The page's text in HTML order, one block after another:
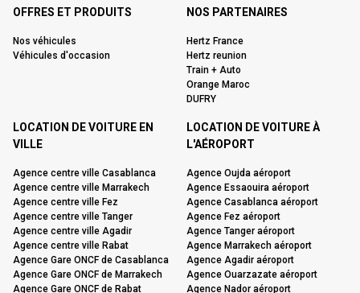
OFFRES ET PRODUITS
Nos véhicules
Véhicules d'occasion
NOS PARTENAIRES
Hertz France
Hertz reunion
Train + Auto
Orange Maroc
DUFRY
LOCATION DE VOITURE EN
VILLE
Agence centre ville Casablanca
Agence centre ville Marrakech
Agence centre ville Fez
Agence centre ville Tanger
Agence centre ville Agadir
Agence centre ville Rabat
Agence Gare ONCF de Casablanca
Agence Gare ONCF de Marrakech
Agence Gare ONCF de Rabat
LOCATION DE VOITURE À
L'AÉROPORT
Agence Oujda aéroport
Agence Essaouira aéroport
Agence Casablanca aéroport
Agence Fez aéroport
Agence Tanger aéroport
Agence Marrakech aéroport
Agence Agadir aéroport
Agence Ouarzazate aéroport
Agence Nador aéroport